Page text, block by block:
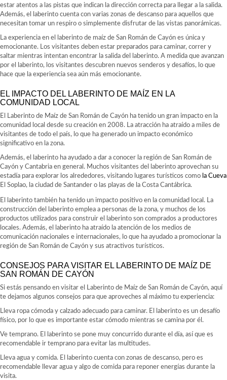
estar atentos a las pistas que indican la dirección correcta para llegar a la salida.
Además, el laberinto cuenta con varias zonas de descanso para aquellos que
necesitan tomar un respiro o simplemente disfrutar de las vistas panorámicas.
La experiencia en el laberinto de maíz de San Román de Cayón es única y
emocionante. Los visitantes deben estar preparados para caminar, correr y
saltar mientras intentan encontrar la salida del laberinto. A medida que avanzan
por el laberinto, los visitantes descubren nuevos senderos y desafíos, lo que
hace que la experiencia sea aún más emocionante.
EL IMPACTO DEL LABERINTO DE MAÍZ EN LA
COMUNIDAD LOCAL
El Laberinto de Maíz de San Román de Cayón ha tenido un gran impacto en la
comunidad local desde su creación en 2008. La atracción ha atraído a miles de
visitantes de todo el país, lo que ha generado un impacto económico
significativo en la zona.
Además, el laberinto ha ayudado a dar a conocer la región de San Román de
Cayón y Cantabria en general. Muchos visitantes del laberinto aprovechan su
estadía para explorar los alrededores, visitando lugares turísticos como la Cueva
El Soplao, la ciudad de Santander o las playas de la Costa Cantábrica.
El laberinto también ha tenido un impacto positivo en la comunidad local. La
construcción del laberinto emplea a personas de la zona, y muchos de los
productos utilizados para construir el laberinto son comprados a productores
locales. Además, el laberinto ha atraído la atención de los medios de
comunicación nacionales e internacionales, lo que ha ayudado a promocionar la
región de San Román de Cayón y sus atractivos turísticos.
CONSEJOS PARA VISITAR EL LABERINTO DE MAÍZ DE
SAN ROMÁN DE CAYÓN
Si estás pensando en visitar el Laberinto de Maíz de San Román de Cayón, aquí
te dejamos algunos consejos para que aproveches al máximo tu experiencia:
Lleva ropa cómoda y calzado adecuado para caminar. El laberinto es un desafío
físico, por lo que es importante estar cómodo mientras se camina por él.
Ve temprano. El laberinto se pone muy concurrido durante el día, así que es
recomendable ir temprano para evitar las multitudes.
Lleva agua y comida. El laberinto cuenta con zonas de descanso, pero es
recomendable llevar agua y algo de comida para reponer energías durante la
visita.